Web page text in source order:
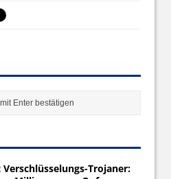
Trojaner: